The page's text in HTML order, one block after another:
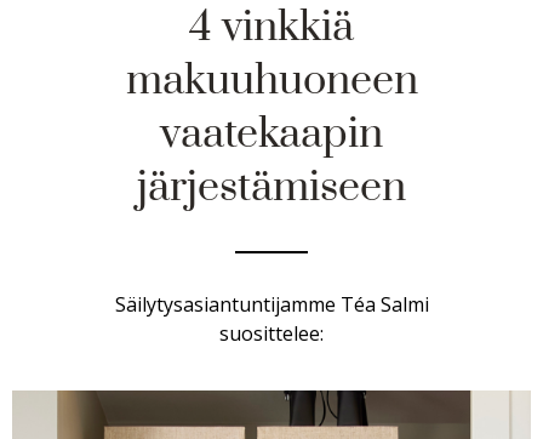
4 vinkkiä
makuuhuoneen
vaatekaapin
järjestämiseen
Säilytysasiantuntijamme Téa Salmi
suosittelee: